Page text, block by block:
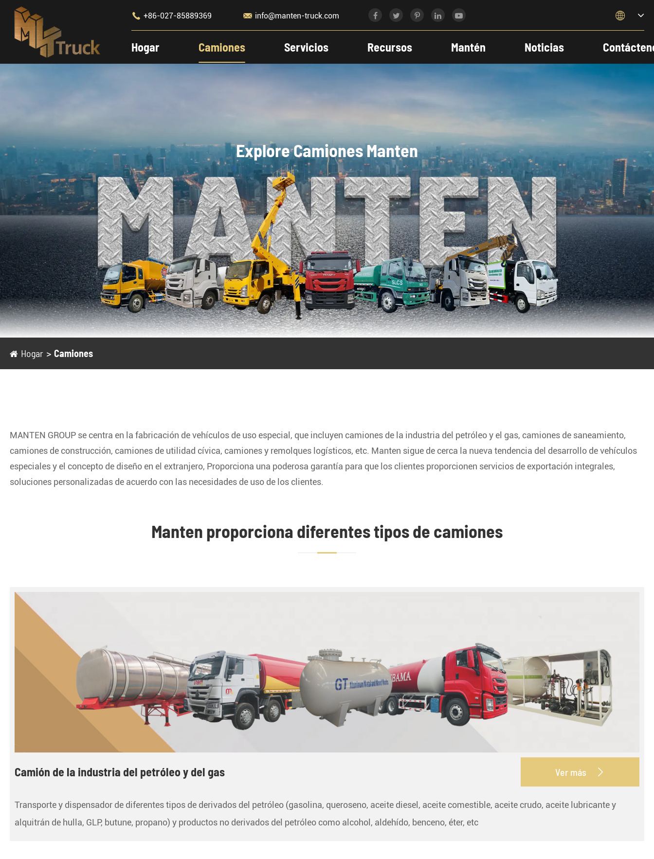
 +86-027-85889369  info@manten-truck.com 
Hogar Camiones Servicios Recursos Mantén Noticias
Explore Camiones Manten
Hogar Camiones
MANTEN GROUP se centra en la fabricación de vehículos de uso especial, que incluyen camiones de la industria del petróleo y el gas, camiones de saneamiento,
camiones de construcción, camiones de utilidad cívica, camiones y remolques logísticos, etc. Manten sigue de cerca la nueva tendencia del desarrollo de vehículos
especiales y el concepto de diseño en el extranjero, Proporciona una poderosa garantía para que los clientes proporcionen servicios de exportación integrales,
soluciones personalizadas de acuerdo con las necesidades de uso de los clientes.
Manten proporciona diferentes tipos de camiones
Camión de la industria del petróleo y del gas Ver más 
Transporte y dispensador de diferentes tipos de derivados del petróleo (gasolina, queroseno, aceite diesel, aceite comestible, aceite crudo, aceite lubricante y
alquitrán de hulla, GLP, butune, propano) y productos no derivados del petróleo como alcohol, aldehído, benceno, éter, etc